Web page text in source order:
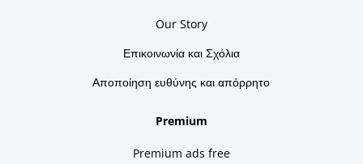
Our Story
Επικοινωνία και Σχόλια
Αποποίηση ευθύνης και απόρρητο
Premium
Premium ads free